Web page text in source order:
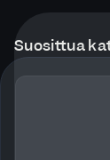
Suosittua